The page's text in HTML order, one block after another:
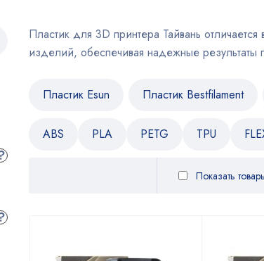
Пластик для 3D принтера Тайвань
изделий, обеспечивая надежные
Пластик Esun Пластик Bestfilament
ABS PLA PETG TPU
Показать